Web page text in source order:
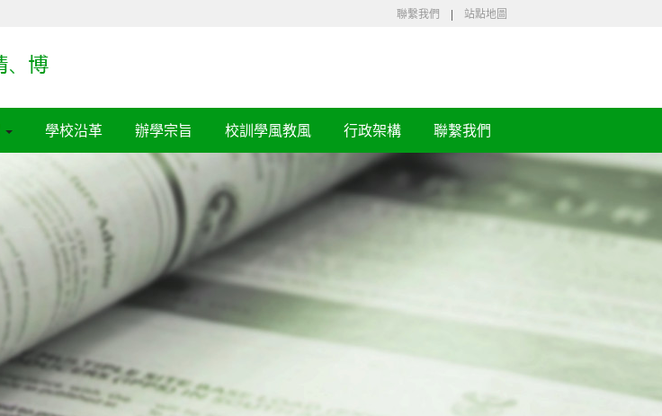
聯繫我們 | 站點地圖
學校沿革 辦學宗旨 校訓學風教風 行政架構 聯繫我們